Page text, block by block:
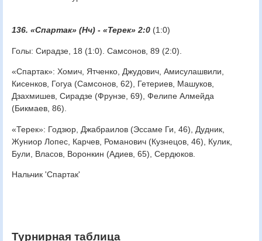
136. «Спартак» (Нч) - «Терек» 2:0 (1:0)
Голы: Сирадзе, 18 (1:0). Самсонов, 89 (2:0).
«Спартак»: Хомич, Ятченко, Джудович, Амисулашвили,
Кисенков, Гогуа (Самсонов, 62), Гетериев, Машуков,
Дзахмишев, Сирадзе (Фрунзе, 69), Фелипе Алмейда
(Бикмаев, 86).
«Терек»: Годзюр, Джабраилов (Эссаме Ги, 46), Дудник,
Жуниор Лопес, Карчев, Романович (Кузнецов, 46), Кулик,
Були, Власов, Воронкин (Адиев, 65), Сердюков.
Нальчик 'Спартак'
Турнирная таблица